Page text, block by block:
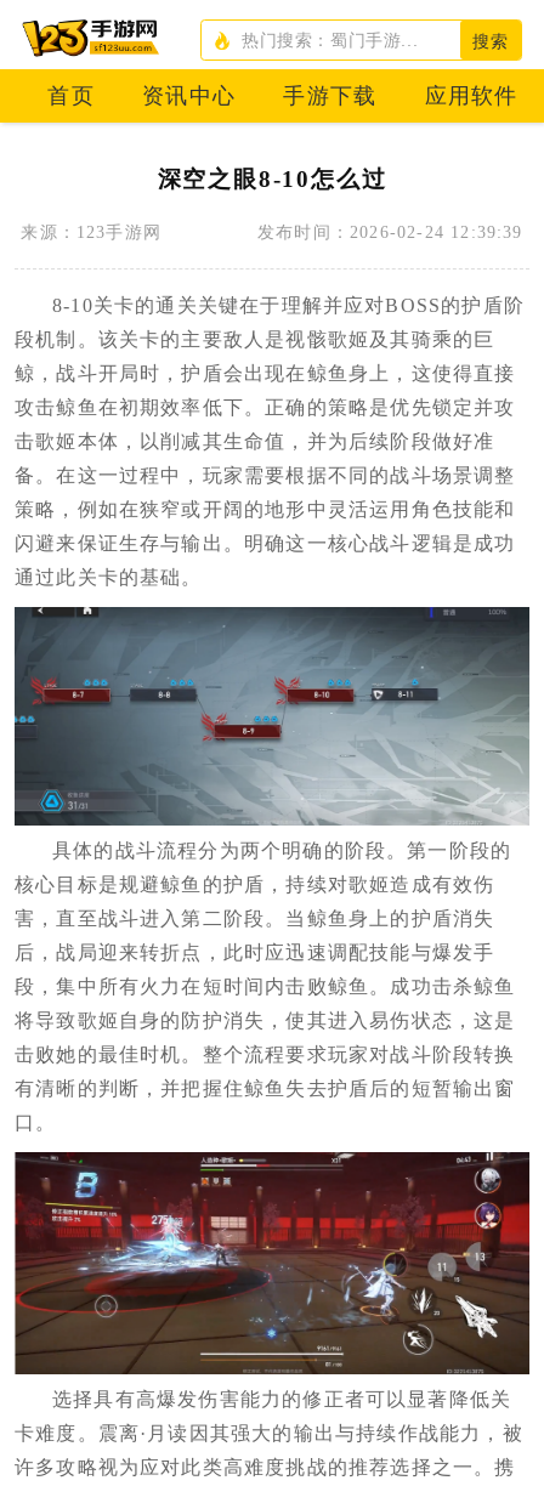
搜索
首页 资讯中心 手游下载 应用软件
深空之眼8-10怎么过
来源：123手游网 发布时间：2026-02-24 12:39:39
8-10关卡的通关关键在于理解并应对BOSS的护盾阶
段机制。该关卡的主要敌人是视骸歌姬及其骑乘的巨
鲸，战斗开局时，护盾会出现在鲸鱼身上，这使得直接
攻击鲸鱼在初期效率低下。正确的策略是优先锁定并攻
击歌姬本体，以削减其生命值，并为后续阶段做好准
备。在这一过程中，玩家需要根据不同的战斗场景调整
策略，例如在狭窄或开阔的地形中灵活运用角色技能和
闪避来保证生存与输出。明确这一核心战斗逻辑是成功
通过此关卡的基础。
具体的战斗流程分为两个明确的阶段。第一阶段的
核心目标是规避鲸鱼的护盾，持续对歌姬造成有效伤
害，直至战斗进入第二阶段。当鲸鱼身上的护盾消失
后，战局迎来转折点，此时应迅速调配技能与爆发手
段，集中所有火力在短时间内击败鲸鱼。成功击杀鲸鱼
将导致歌姬自身的防护消失，使其进入易伤状态，这是
击败她的最佳时机。整个流程要求玩家对战斗阶段转换
有清晰的判断，并把握住鲸鱼失去护盾后的短暂输出窗
口。
选择具有高爆发伤害能力的修正者可以显著降低关
卡难度。震离·月读因其强大的输出与持续作战能力，被
许多攻略视为应对此类高难度挑战的推荐选择之一。携